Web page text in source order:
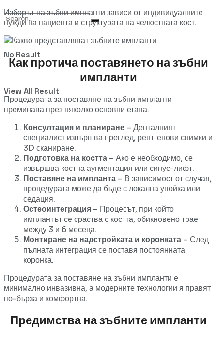
No Result
View All Result
Изборът на зъбни импланти зависи от индивидуалните
нужди на пациента и структурата на челюстната кост.
Как протича поставянето на зъбни
импланти
Процедурата за поставяне на зъбни импланти
преминава през няколко основни етапа.
Консултация и планиране – Денталният
специалист извършва преглед, рентгенови снимки и
3D сканиране.
Подготовка на костта – Ако е необходимо, се
извършва костна аугментация или синус-лифт.
Поставяне на импланта – В зависимост от случая,
процедурата може да бъде с локална упойка или
седация.
Остеоинтеграция – Процесът, при който
имплантът се сраства с костта, обикновено трае
между 3 и 6 месеца.
Монтиране на надстройката и коронката – След
пълната интеграция се поставя постоянната
коронка.
Процедурата за поставяне на зъбни импланти е
минимално инвазивна, а модерните технологии я правят
по-бърза и комфортна.
Предимства на зъбните импланти